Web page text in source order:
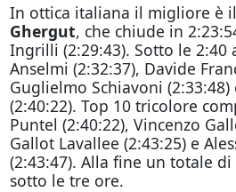
In ottica italiana il migliore è
Ghergut, che chiude in
Ingrilli (2:29:43). Sotto le 2:40
Anselmi (2:32:37), Davide
Guglielmo Schiavoni (2:33:48)
(2:40:22). Top 10 tricolore
Puntel (2:40:22), Vincenzo
Gallot Lavallee (2:43:25) e
(2:43:47). Alla fine un totale
sotto le tre ore.